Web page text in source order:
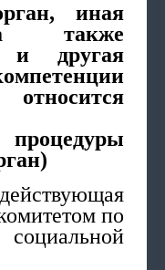
иная
а также
и другая
процедуры
по